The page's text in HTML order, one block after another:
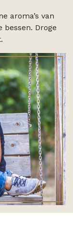
aroma’s van
Droge